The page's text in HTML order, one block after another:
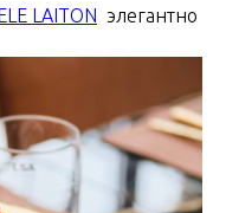
LAITON элегантно